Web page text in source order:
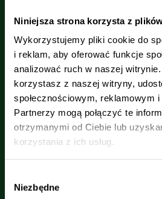
Niniejsza strona korzysta z
Wykorzystujemy pliki cookie do
i reklam, aby oferować funkcje
analizować ruch w naszej
korzystasz z naszej witryny,
społecznościowym, reklamowym
Partnerzy mogą połączyć te
otrzymanymi od Ciebie lub
korzystania z ich usług.
zgody
Niezbędne
Kontakt z
Napisz do nas
agro@grupaazoty.com